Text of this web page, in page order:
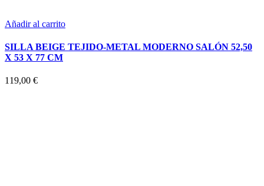
Añadir al carrito
SILLA BEIGE TEJIDO-METAL MODERNO SALÓN 52,50
X 53 X 77 CM
119,00 €